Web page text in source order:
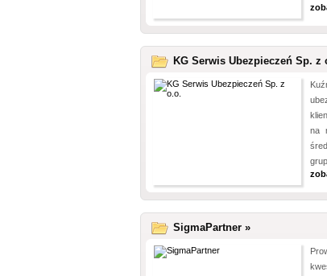
KG Serwis Ubezpieczeń Sp. z
na
SigmaPartner »